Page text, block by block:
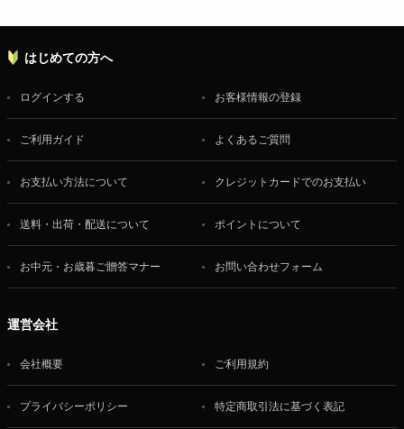
はじめての方へ
ログインする お客様情報の登録
ご利用ガイド よくあるご質問
お支払い方法について クレジットカードでのお支払い
送料・出荷・配送について ポイントについて
お中元・お歳暮ご贈答マナー お問い合わせフォーム
運営会社
会社概要 ご利用規約
プライバシーポリシー 特定商取引法に基づく表記